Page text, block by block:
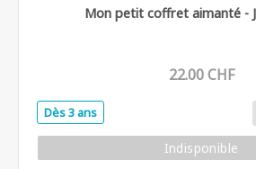
Mon petit coffret aimanté -
22.00 CHF
Dès 3 ans
Indisponible